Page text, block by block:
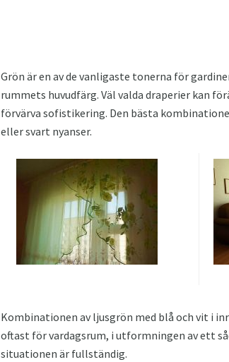
Grön är en av de vanligaste tonerna för
rummets huvudfärg. Väl valda draperier kan
förvärva sofistikering. Den bästa
eller svart nyanser.
Kombinationen av ljusgrön med blå och vit i
oftast för vardagsrum, i utformningen av ett
situationen är fullständig.